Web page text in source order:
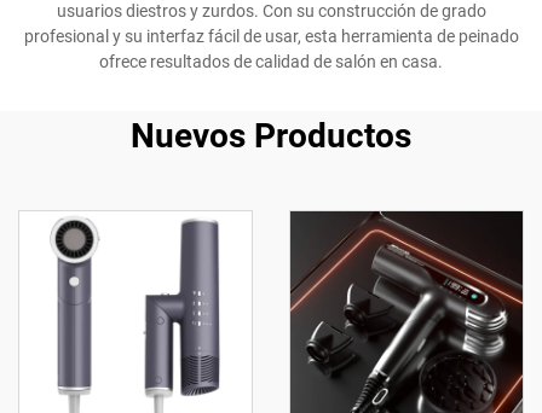
usuarios diestros y zurdos. Con su construcción de grado
profesional y su interfaz fácil de usar, esta herramienta de peinado
ofrece resultados de calidad de salón en casa.
Nuevos Productos